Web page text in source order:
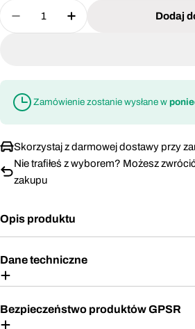
Ilość
Zmniejsz ilość dla Tarcza
Zwiększ ilość dla
Dodaj
Zamówienie zostanie wysłane w
Skorzystaj z darmowej dostawy przy
Nie trafiłeś z wyborem? Możesz
zakupu
Opis produktu
Dane techniczne
Bezpieczeństwo produktów GPSR